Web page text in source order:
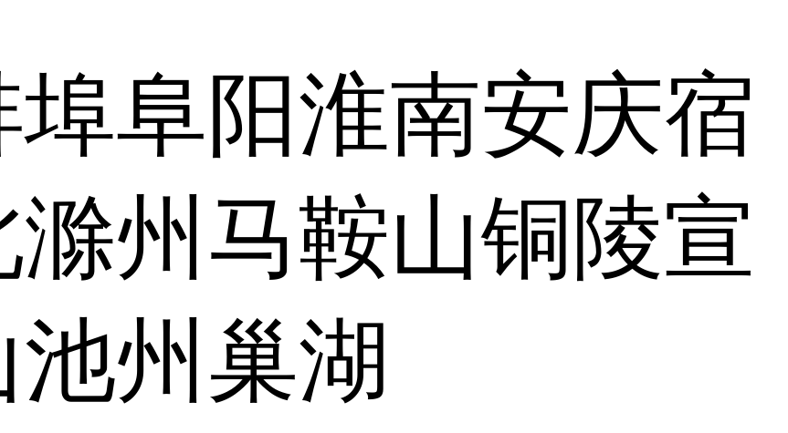
埠阜阳淮南安庆宿
滁州 马鞍山铜陵宣
池州 巢湖